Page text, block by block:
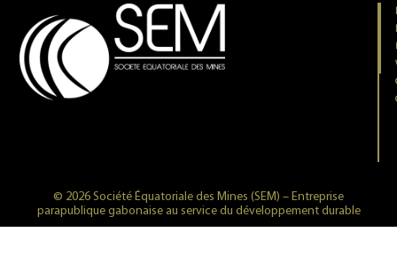
© 2026 Société Équatoriale des Mines (SEM) – Entreprise
parapublique gabonaise au service du développement durable